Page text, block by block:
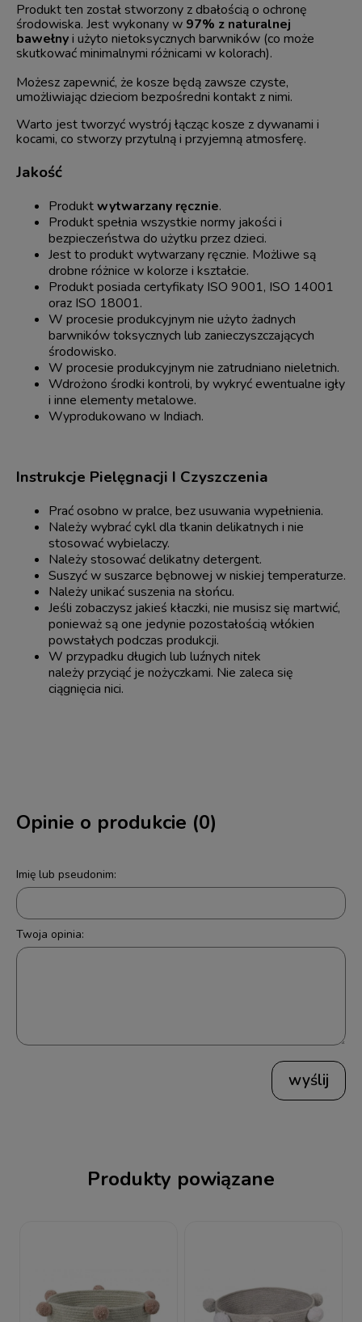
Produkt ten został stworzony z dbałością o ochronę
środowiska. Jest wykonany w 97% z naturalnej
bawełnyi użyto nietoksycznych barwników (co może
skutkować minimalnymi różnicami w kolorach).
Możesz zapewnić, że kosze będą zawsze czyste,
umożliwiając dzieciom bezpośredni kontakt z nimi.
Warto jest tworzyć wystrój łącząc kosze z dywanami i
kocami, co stworzy przytulną i przyjemną atmosferę.
Jakość
Produktwytwarzany ręcznie.
Produkt spełnia wszystkie normy jakości i
bezpieczeństwa do użytku przez dzieci.
Jest to produkt wytwarzany ręcznie. Możliwe są
drobne różnice w kolorze i kształcie.
Produkt posiada certyfikaty ISO 9001, ISO 14001
oraz ISO 18001.
W procesie produkcyjnym nie użyto żadnych
barwników toksycznych lub zanieczyszczających
środowisko.
W procesie produkcyjnym nie zatrudniano nieletnich.
Wdrożono środki kontroli, by wykryć ewentualne igły
i inne elementy metalowe.
Wyprodukowano w Indiach.
Instrukcje Pielęgnacji I Czyszczenia
Prać osobno w pralce, bez usuwania wypełnienia.
Należy wybrać cykl dla tkanin delikatnych i nie
stosować wybielaczy.
Należy stosować delikatny detergent.
Suszyć w suszarce bębnowej w niskiej temperaturze.
Należy unikać suszenia na słońcu.
Jeśli zobaczysz jakieś kłaczki, nie musisz się martwić,
ponieważ są one jedynie pozostałością włókien
powstałych podczas produkcji.
W przypadku długich lub luźnych nitek
należy przyciąć je nożyczkami. Nie zaleca się
ciągnięcia nici.
Opinie o produkcie (0)
Imię lub pseudonim:
Twoja opinia:
wyślij
Produkty powiązane